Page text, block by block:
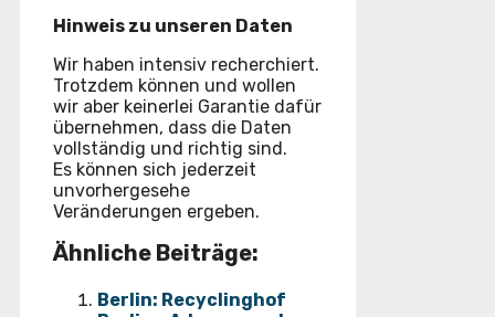
Hinweis zu unseren Daten
Wir haben intensiv recherchiert.
Trotzdem können und wollen
wir aber keinerlei Garantie dafür
übernehmen, dass die Daten
vollständig und richtig sind.
Es können sich jederzeit
unvorhergesehe
Veränderungen ergeben.
Ähnliche Beiträge:
Berlin: Recyclinghof